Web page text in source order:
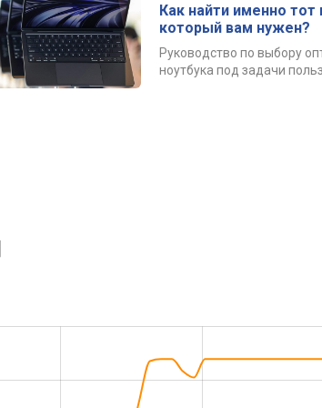
Как найти именно тот
который вам нужен?
Руководство по выбору
ноутбука под задачи